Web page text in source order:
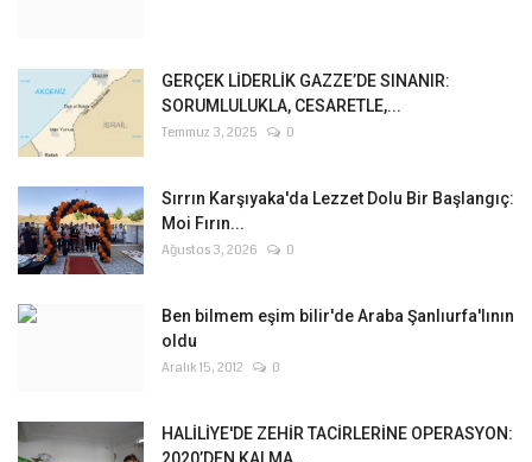
GERÇEK LİDERLİK GAZZE’DE SINANIR:
SORUMLULUKLA, CESARETLE,...
Temmuz 3, 2025 0
Sırrın Karşıyaka'da Lezzet Dolu Bir Başlangıç:
Moi Fırın...
Ağustos 3, 2026 0
Ben bilmem eşim bilir'de Araba Şanlıurfa'lının
oldu
Aralık 15, 2012 0
HALİLİYE'DE ZEHİR TACİRLERİNE OPERASYON:
2020’DEN KALMA...